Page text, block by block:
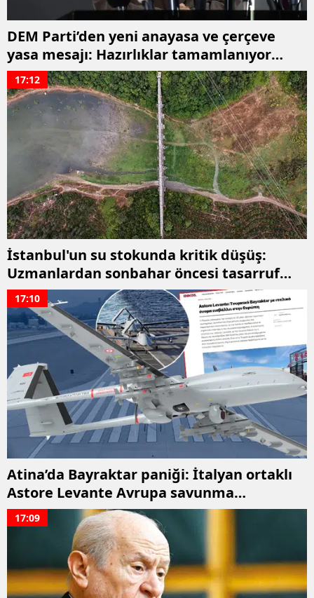
DEM Parti’den yeni anayasa ve çerçeve
yasa mesajı: Hazırlıklar tamamlanıyor
ancak takvim belirsiz
17:12
İstanbul'un su stokunda kritik düşüş:
Uzmanlardan sonbahar öncesi tasarruf
çağrısı
17:10
Atina’da Bayraktar paniği: İtalyan ortaklı
Astore Levante Avrupa savunma
dengelerini altüst etti
17:09